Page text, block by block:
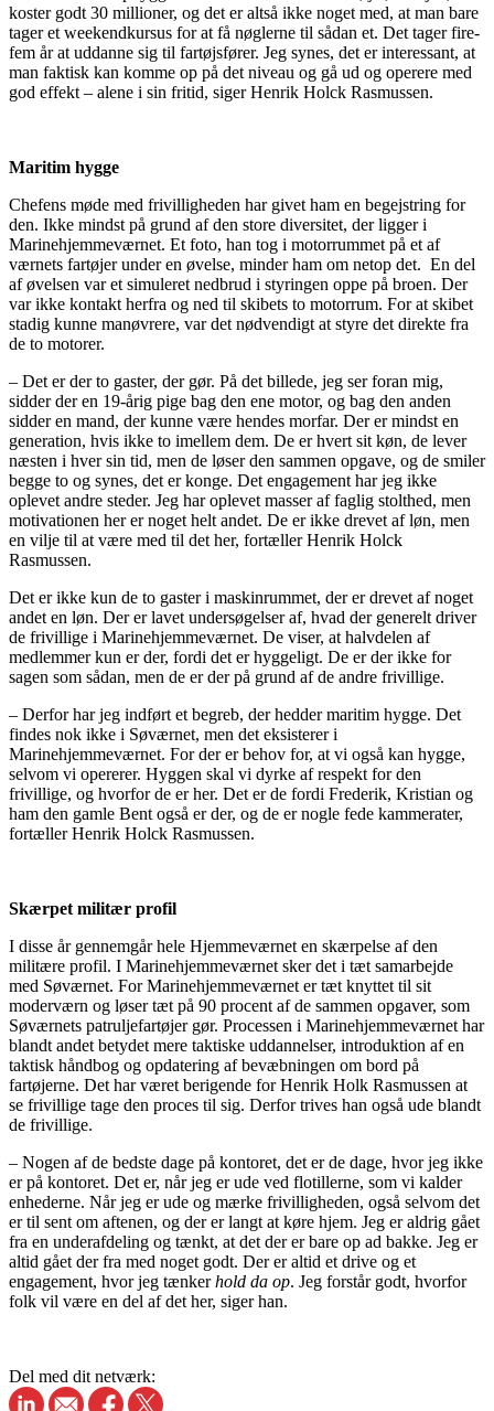
koster godt 30 millioner, og det er altså ikke noget med, at man bare
tager et weekendkursus for at få nøglerne til sådan et. Det tager fire-
fem år at uddanne sig til fartøjsfører. Jeg synes, det er interessant, at
man faktisk kan komme op på det niveau og gå ud og operere med
god effekt – alene i sin fritid, siger Henrik Holck Rasmussen.
Maritim hygge
Chefens møde med frivilligheden har givet ham en begejstring for
den. Ikke mindst på grund af den store diversitet, der ligger i
Marinehjemmeværnet. Et foto, han tog i motorrummet på et af
værnets fartøjer under en øvelse, minder ham om netop det. En del
af øvelsen var et simuleret nedbrud i styringen oppe på broen. Der
var ikke kontakt herfra og ned til skibets to motorrum. For at skibet
stadig kunne manøvrere, var det nødvendigt at styre det direkte fra
de to motorer.
– Det er der to gaster, der gør. På det billede, jeg ser foran mig,
sidder der en 19-årig pige bag den ene motor, og bag den anden
sidder en mand, der kunne være hendes morfar. Der er mindst en
generation, hvis ikke to imellem dem. De er hvert sit køn, de lever
næsten i hver sin tid, men de løser den sammen opgave, og de smiler
begge to og synes, det er konge. Det engagement har jeg ikke
oplevet andre steder. Jeg har oplevet masser af faglig stolthed, men
motivationen her er noget helt andet. De er ikke drevet af løn, men
en vilje til at være med til det her, fortæller Henrik Holck
Rasmussen.
Det er ikke kun de to gaster i maskinrummet, der er drevet af noget
andet en løn. Der er lavet undersøgelser af, hvad der generelt driver
de frivillige i Marinehjemmeværnet. De viser, at halvdelen af
medlemmer kun er der, fordi det er hyggeligt. De er der ikke for
sagen som sådan, men de er der på grund af de andre frivillige.
– Derfor har jeg indført et begreb, der hedder maritim hygge. Det
findes nok ikke i Søværnet, men det eksisterer i
Marinehjemmeværnet. For der er behov for, at vi også kan hygge,
selvom vi opererer. Hyggen skal vi dyrke af respekt for den
frivillige, og hvorfor de er her. Det er de fordi Frederik, Kristian og
ham den gamle Bent også er der, og de er nogle fede kammerater,
fortæller Henrik Holck Rasmussen.
Skærpet militær profil
I disse år gennemgår hele Hjemmeværnet en skærpelse af den
militære profil. I Marinehjemmeværnet sker det i tæt samarbejde
med Søværnet. For Marinehjemmeværnet er tæt knyttet til sit
moderværn og løser tæt på 90 procent af de sammen opgaver, som
Søværnets patruljefartøjer gør. Processen i Marinehjemmeværnet har
blandt andet betydet mere taktiske uddannelser, introduktion af en
taktisk håndbog og opdatering af bevæbningen om bord på
fartøjerne. Det har været berigende for Henrik Holk Rasmussen at
se frivillige tage den proces til sig. Derfor trives han også ude blandt
de frivillige.
– Nogen af de bedste dage på kontoret, det er de dage, hvor jeg ikke
er på kontoret. Det er, når jeg er ude ved flotillerne, som vi kalder
enhederne. Når jeg er ude og mærke frivilligheden, også selvom det
er til sent om aftenen, og der er langt at køre hjem. Jeg er aldrig gået
fra en underafdeling og tænkt, at det der er bare op ad bakke. Jeg er
altid gået der fra med noget godt. Der er altid et drive og et
engagement, hvor jeg tænkerhold da op. Jeg forstår godt, hvorfor
folk vil være en del af det her, siger han.
Del med dit netværk: